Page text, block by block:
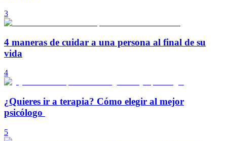
3
4 maneras de cuidar a una persona al final de su
vida
4
¿Quieres ir a terapia? Cómo elegir al mejor
psicólogo
5